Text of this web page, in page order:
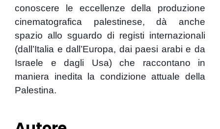
conoscere le eccellenze della produzione
cinematografica palestinese, dà anche
spazio allo sguardo di registi internazionali
(dall’Italia e dall’Europa, dai paesi arabi e da
Israele e dagli Usa) che raccontano in
maniera inedita la condizione attuale della
Palestina.